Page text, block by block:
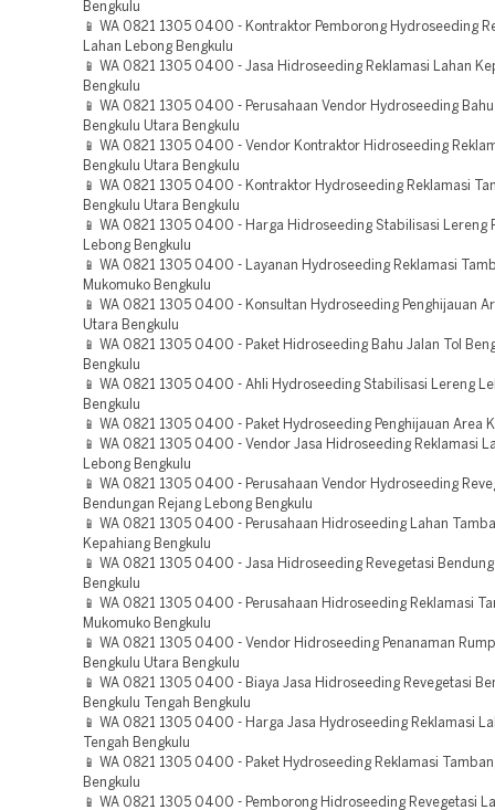
Bengkulu
📱 WA 0821 1305 0400 - Kontraktor Pemborong Hydroseeding
Lahan Lebong Bengkulu
📱 WA 0821 1305 0400 - Jasa Hidroseeding Reklamasi Lahan
Bengkulu
📱 WA 0821 1305 0400 - Perusahaan Vendor Hydroseeding
Bengkulu Utara Bengkulu
📱 WA 0821 1305 0400 - Vendor Kontraktor Hidroseeding
Bengkulu Utara Bengkulu
📱 WA 0821 1305 0400 - Kontraktor Hydroseeding Reklamasi
Bengkulu Utara Bengkulu
📱 WA 0821 1305 0400 - Harga Hidroseeding Stabilisasi Lereng
Lebong Bengkulu
📱 WA 0821 1305 0400 - Layanan Hydroseeding Reklamasi
Mukomuko Bengkulu
📱 WA 0821 1305 0400 - Konsultan Hydroseeding Penghijauan
Utara Bengkulu
📱 WA 0821 1305 0400 - Paket Hidroseeding Bahu Jalan Tol
Bengkulu
📱 WA 0821 1305 0400 - Ahli Hydroseeding Stabilisasi Lereng
Bengkulu
📱 WA 0821 1305 0400 - Paket Hydroseeding Penghijauan Area
📱 WA 0821 1305 0400 - Vendor Jasa Hidroseeding Reklamasi
Lebong Bengkulu
📱 WA 0821 1305 0400 - Perusahaan Vendor Hydroseeding
Bendungan Rejang Lebong Bengkulu
📱 WA 0821 1305 0400 - Perusahaan Hidroseeding Lahan
Kepahiang Bengkulu
📱 WA 0821 1305 0400 - Jasa Hidroseeding Revegetasi
Bengkulu
📱 WA 0821 1305 0400 - Perusahaan Hidroseeding Reklamasi
Mukomuko Bengkulu
📱 WA 0821 1305 0400 - Vendor Hidroseeding Penanaman
Bengkulu Utara Bengkulu
📱 WA 0821 1305 0400 - Biaya Jasa Hidroseeding Revegetasi
Bengkulu Tengah Bengkulu
📱 WA 0821 1305 0400 - Harga Jasa Hydroseeding Reklamasi
Tengah Bengkulu
📱 WA 0821 1305 0400 - Paket Hydroseeding Reklamasi
Bengkulu
📱 WA 0821 1305 0400 - Pemborong Hidroseeding Revegetasi